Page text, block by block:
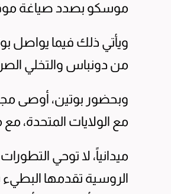
موسكو بصدد صياغة
ويأتي ذلك فيما يواصل
من دونباس والتخلي
وبحضور بوتين، أوصى
مع الولايات المتحدة،
ميدانياً، لا توحي
الروسية تقدمها